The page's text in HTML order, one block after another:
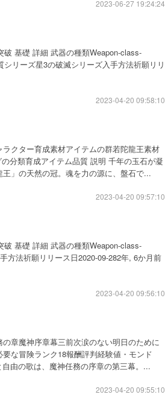
2023-06-27 19:24:24
基礎 詳細 武器の種類Weapon-class-
リーズ星3の破滅シリーズ入手方法祈願リリ
2023-04-20 09:58:10
クター育成素材アイテムの群若陀龍王素材
分類育成アイテム品質 説明 千年の玉石が凝
」の天然の冠。魂を力の源に、盤石で...
2023-04-20 09:57:10
基礎 詳細 武器の種類Weapon-class-
方法祈願リリース日2020-09-282年, 6か月前
2023-04-20 09:56:10
章魔神序章幕三前次涙のない明日のために
な冒険ランク18報酬評判経験値・モンド
由の歌は、魔神任務の序章の第三幕。...
2023-04-20 09:55:10